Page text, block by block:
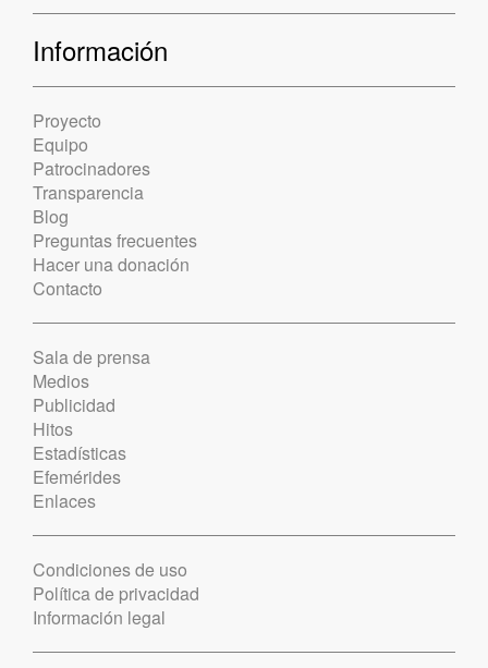
Información
Proyecto
Equipo
Patrocinadores
Transparencia
Blog
Preguntas frecuentes
Hacer una donación
Contacto
Sala de prensa
Medios
Publicidad
Hitos
Estadísticas
Efemérides
Enlaces
Condiciones de uso
Política de privacidad
Información legal